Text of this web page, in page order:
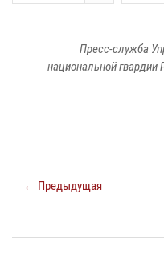
Пресс-служба
национальной гвардии
← Предыдущая